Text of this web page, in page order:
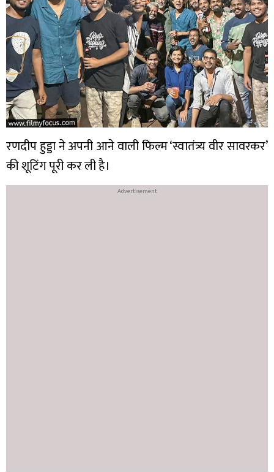
रणदीप हुड्डा ने अपनी आने वाली फिल्म ‘स्वातंत्र्य वीर सावरकर’
की शूटिंग पूरी कर ली है।